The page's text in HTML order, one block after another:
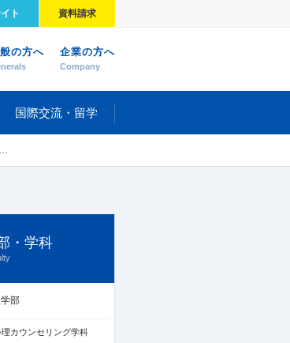
ト 資料請求
の方へ 企業の方へ
Company
国際交流・留学
・学科
部
理カウンセリング学科